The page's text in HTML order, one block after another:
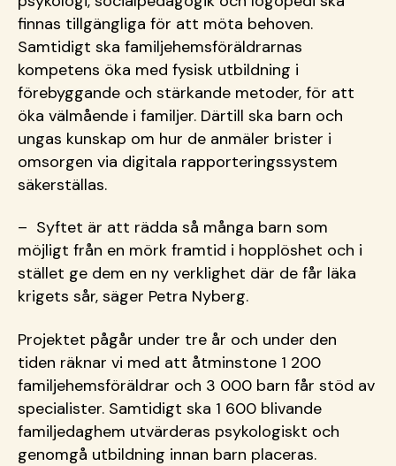
finnas tillgängliga för att möta behoven.
Samtidigt ska familjehemsföräldrarnas
kompetens öka med fysisk utbildning i
förebyggande och stärkande metoder, för att
öka välmående i familjer. Därtill ska barn och
ungas kunskap om hur de anmäler brister i
omsorgen via digitala rapporteringssystem
säkerställas.
– Syftet är att rädda så många barn som
möjligt från en mörk framtid i hopplöshet och i
stället ge dem en ny verklighet där de får läka
krigets sår, säger Petra Nyberg.
Projektet pågår under tre år och under den
tiden räknar vi med att åtminstone 1 200
familjehemsföräldrar och 3 000 barn får stöd av
specialister. Samtidigt ska 1 600 blivande
familjedaghem utvärderas psykologiskt och
genomgå utbildning innan barn placeras.